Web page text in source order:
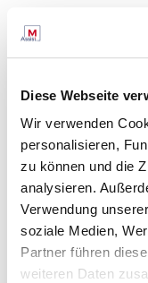
Diese Webseite
Wir verwenden
personalisieren,
zu können und die
analysieren.
Verwendung
soziale Medien,
Partner führen
weiteren Daten